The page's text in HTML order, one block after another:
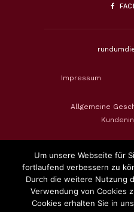
Impressum
Allgemeine
Zahlungsweisen
Um unsere Webseite für
fortlaufend verbessern zu
Durch die weitere Nutzung
Verwendung von Cookies
Cookies erhalten Sie in